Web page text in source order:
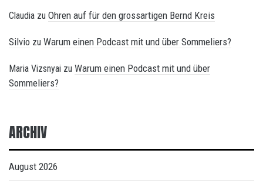
Claudia zu Ohren auf für den grossartigen Bernd Kreis
Silvio zu Warum einen Podcast mit und über Sommeliers?
Maria Vizsnyai zu Warum einen Podcast mit und über
Sommeliers?
ARCHIV
August 2026